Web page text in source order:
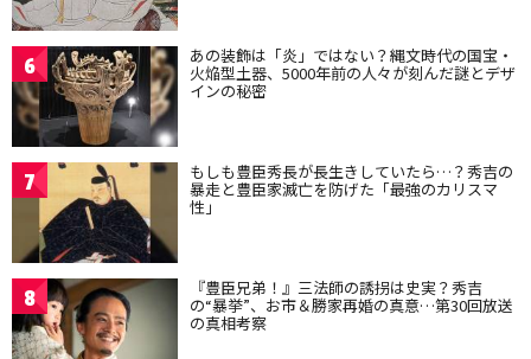
6 あの装飾は「炎」ではない？縄文時代の国宝・
火焔型土器、5000年前の人々が刻んだ謎とデザ
インの秘密
7 もしも豊臣秀長が長生きしていたら…？秀吉の
暴走と豊臣家滅亡を防げた「最強のカリスマ
性」
8 『豊臣兄弟！』三法師の誘拐は史実？秀吉
の“暴挙”、お市＆勝家再婚の真意…第30回放送
の真相考察